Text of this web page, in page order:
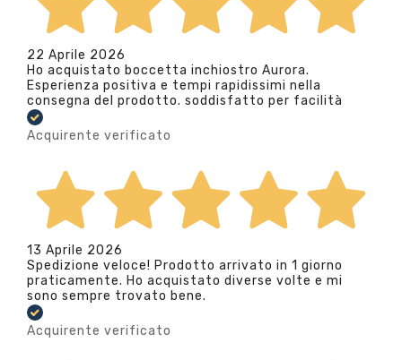
22 Aprile 2026
Ho acquistato boccetta inchiostro Aurora.
Esperienza positiva e tempi rapidissimi nella
consegna del prodotto. soddisfatto per facilità
Acquirente verificato
13 Aprile 2026
Spedizione veloce! Prodotto arrivato in 1 giorno
praticamente. Ho acquistato diverse volte e mi
sono sempre trovato bene.
Acquirente verificato